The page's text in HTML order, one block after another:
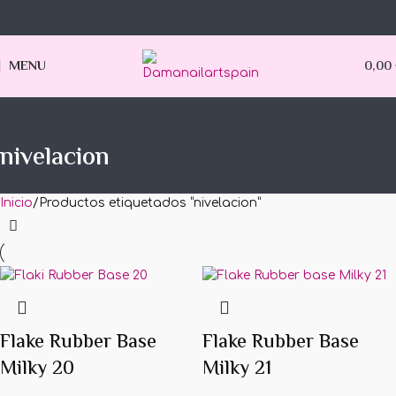
MENU 0,00
nivelacion
Inicio Productos etiquetados “nivelacion”
Flake Rubber Base
Milky 20
Flake Rubber Base
Milky 21